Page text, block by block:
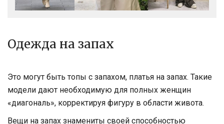
Одежда на запах
Это могут быть топы с запахом, платья на запах. Такие
модели дают необходимую для полных женщин
«диагональ», корректируя фигуру в области живота.
Вещи на запах знамениты своей способностью